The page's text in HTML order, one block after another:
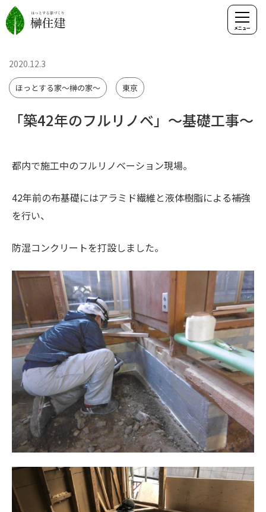
「築42年のフルリノベ」～基礎工事～
2020.12.3
ほっとする家～榊の家～ 東京
都内で施工中のフルリノベーション現場。
42年前の布基礎にはアラミド繊維と液体樹脂による補強
を行い、
防湿コンクリートを打設しました。